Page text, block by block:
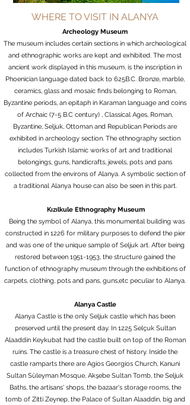
WHERE TO VISIT IN ALANYA
Archeology Museum
The museum includes certain sections in which archeological
and ethnographic works are kept and exhibited. The most
ancient work displayed in this museum, is the inscription in
Phoenician language dated back to 625B.C. Bronze, marble,
ceramics, glass and mosaic finds belonging to Roman,
Byzantine periods, an epitaph in Karaman language and coins
of Archaic (7-5 B.C century) , Classical Ages, Roman,
Byzantine, Seljuk, Ottoman and Republican Periods are
exhibited in archeology section. The ethnography section
includes Turkish Islamic works of art and traditional
belongings, guns, handicrafts, jewels, pots and pans
collected from the environs of Alanya. A symbolic section of
a traditional Alanya house can also be seen in this part.
Kızılkule Ethnography Museum
Being the symbol of Alanya, this monumental building was
constructed in 1226 for military purposes to defend the pier
and was one of the unique sample of Seljuk art. After being
restored between 1951-1953, the structure gained the
function of ethnography museum through the exhibitions of
carpets, clothing, pots and pans, guns,etc peculiar to Alanya.
Alanya Castle
Alanya Castle is the only Seljuk castle which has been
preserved until the present day. In 1225 Selçuk Sultan
Alaaddin Keykubat had the castle built on top of the Roman
ruins. The castle is a treasure chest of history. Inside the
castle ramparts there are Agios Georgios Church, Kanuni
Sultan Süleyman Mosque, Akşebe Sultan Tomb, the Seljuk
Baths, the artisans' shops, the bazaar's storage rooms, the
tomb of Zitti Zeynep, the Palace of Sultan Alaaddin, big and